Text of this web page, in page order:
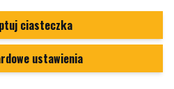
ciasteczka
ustawienia